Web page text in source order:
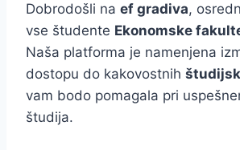
Dobrodošli na ef gradiva,
vse študente Ekonomske
Naša platforma je namenjena
dostopu do kakovostnih
vam bodo pomagala pri
študija.